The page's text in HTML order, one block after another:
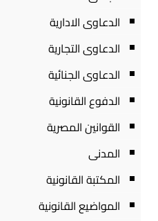
الدعاوى الادارية
الدعاوى التجارية
الدعاوى الجنائية
الدفوع القانونية
القوانين المصرية
المدنى
المكتبة القانونية
المواضيع القانونية